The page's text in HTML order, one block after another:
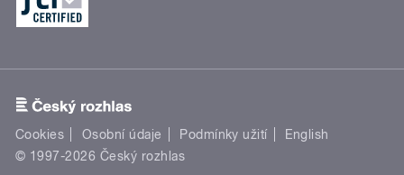
Cookies Osobní údaje Podmínky užití
English
© 1997-2026 Český rozhlas